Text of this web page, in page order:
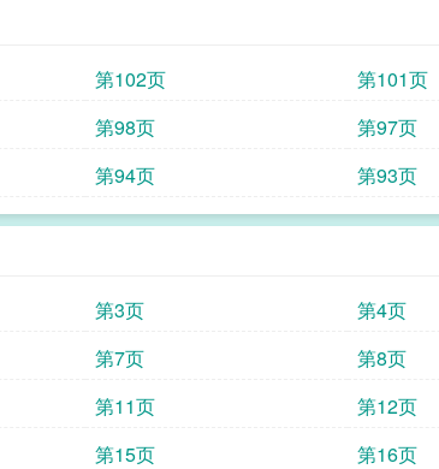
第102页
第101页
第98页
第97页
第94页 第93页
第3页
第4页
第7页
第8页
第11页
第12页
第15页
第16页